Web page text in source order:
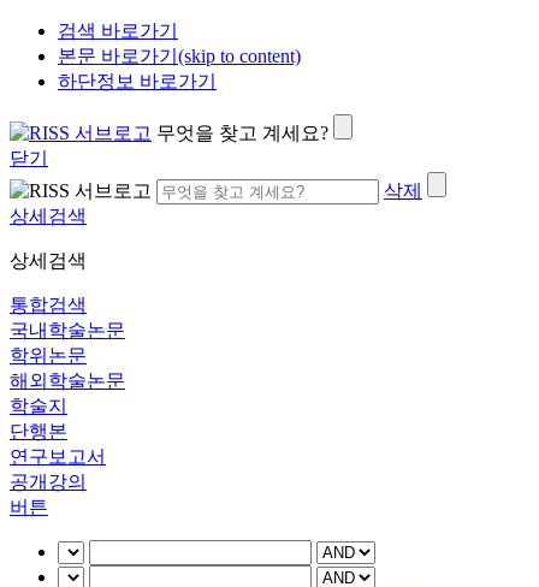
검색 바로가기
본문 바로가기(skip to content)
하단정보 바로가기
무엇을 찾고 계세요?
닫기
삭제
상세검색
상세검색
통합검색
국내학술논문
학위논문
해외학술논문
학술지
단행본
연구보고서
공개강의
버튼